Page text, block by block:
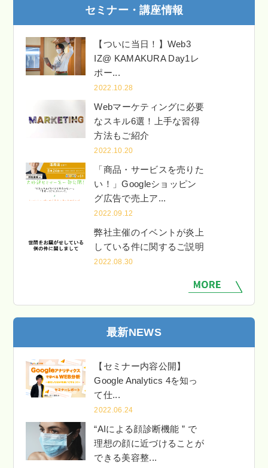
セミナー・講座情報
【ついに当日！】Web3
IZ@ KAMAKURA Day1レ
ポー...
2022.10.28
Webマーケティングに必要
なスキル6選！上手な習得
方法もご紹介
2022.10.20
「商品・サービスを売りた
い！」Googleショッピン
グ広告で売上ア...
2022.09.12
弊社主催のイベントが炎上
している件に関するご説明
2022.08.30
最新NEWS
【セミナー内容公開】
Google Analytics 4を知っ
て仕...
2022.06.24
“AIによる顔診断機能 ” で
理想の顔に近づけることが
できる美容整...